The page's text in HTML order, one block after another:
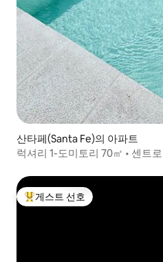
산타페(Santa Fe)의 아파트
럭셔리 1-도미토리 70㎡ • 센트
상위 게스트 선호
게스트 선호